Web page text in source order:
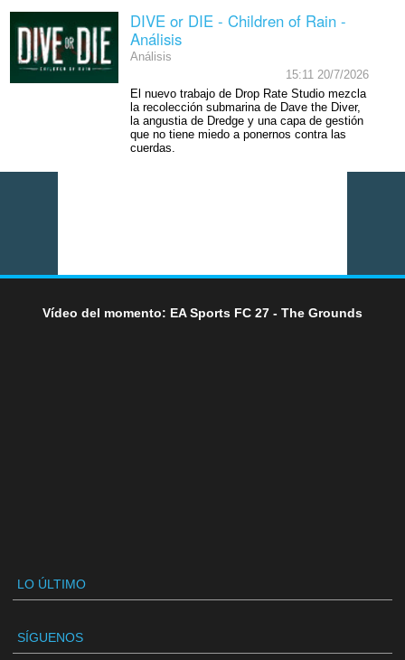
DIVE or DIE - Children of Rain -
Análisis
Análisis
15:11 20/7/2026
El nuevo trabajo de Drop Rate Studio mezcla
la recolección submarina de Dave the Diver,
la angustia de Dredge y una capa de gestión
que no tiene miedo a ponernos contra las
cuerdas.
Vídeo del momento: EA Sports FC 27 - The Grounds
LO ÚLTIMO
SÍGUENOS